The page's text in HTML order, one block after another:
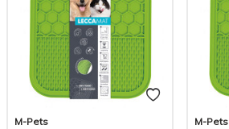
M-Pets
M-Pets